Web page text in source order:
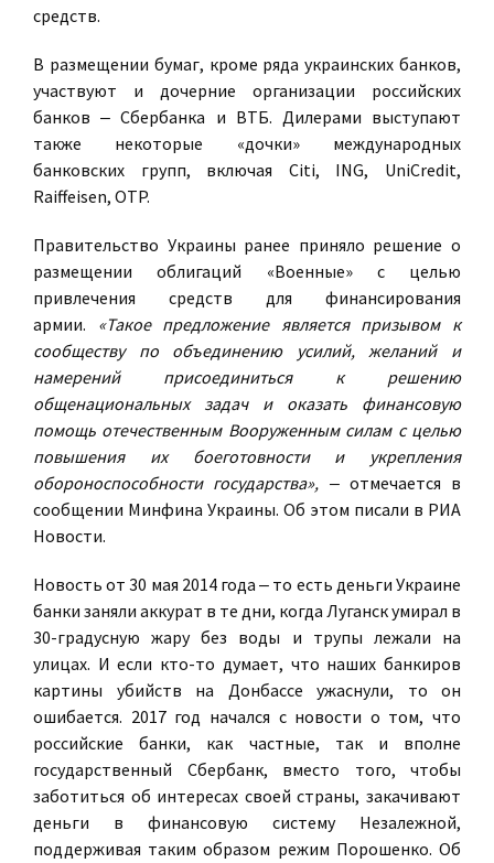
средств.
В размещении бумаг, кроме ряда украинских банков,
участвуют и дочерние организации российских
банков ‒ Сбербанка и ВТБ. Дилерами выступают
также некоторые «дочки» международных
банковских групп, включая Citi, ING, UniCredit,
Raiffeisen, OTP.
Правительство Украины ранее приняло решение о
размещении облигаций «Военные» с целью
привлечения средств для финансирования
армии. «Такое предложение является призывом к
сообществу по объединению усилий, желаний и
намерений присоединиться к решению
общенациональных задач и оказать финансовую
помощь отечественным Вооруженным силам с целью
повышения их боеготовности и укрепления
обороноспособности государства», ‒ отмечается в
сообщении Минфина Украины. Об этом писали в РИА
Новости.
Новость от 30 мая 2014 года ‒ то есть деньги Украине
банки заняли аккурат в те дни, когда Луганск умирал в
30-градусную жару без воды и трупы лежали на
улицах. И если кто-то думает, что наших банкиров
картины убийств на Донбассе ужаснули, то он
ошибается. 2017 год начался с новости о том, что
российские банки, как частные, так и вполне
государственный Сбербанк, вместо того, чтобы
заботиться об интересах своей страны, закачивают
деньги в финансовую систему Незалежной,
поддерживая таким образом режим Порошенко. Об